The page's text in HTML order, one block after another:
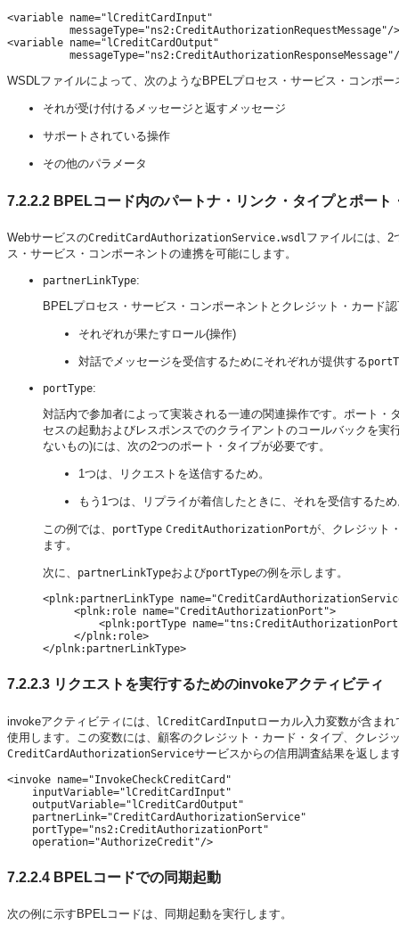
<variable name="lCreditCardInput"
          messageType="ns2:CreditAuthorizationRequestMessage"/>
<variable name="lCreditCardOutput"
WSDLファイルによって、次のようなBPELプロセス・サービス・コンポ
それが受け付けるメッセージと返すメッセージ
サポートされている操作
その他のパラメータ
7.2.2.2 BPELコード内のパートナ・リンク・タイプとポート
WebサービスのCreditCardAuthorizationService.wsdlファイルには、2
ス・サービス・コンポーネントの連携を可能にします。
partnerLinkType:
BPELプロセス・サービス・コンポーネントとクレジット・カード
それぞれが果たすロール(操作)
対話でメッセージを受信するためにそれぞれが提供する
portType:
対話内で参加者によって実装される一連の関連操作です。ポート
セスの起動およびレスポンスでのクライアントのコールバックを
ないもの)には、次の2つのポート・タイプが必要です。
1つは、リクエストを送信するため。
もう1つは、リプライが着信したときに、それを受信するた
この例では、 portType CreditAuthorizationPortが、クレジット
ます。
次に、 partnerLinkTypeおよびportTypeの例を示します。
<plnk:partnerLinkType
     <plnk:role name="CreditAuthorizationPort">
<plnk:portType
     </plnk:role>
</plnk:partnerLinkType>
7.2.2.3 リクエストを実行するためのinvokeアクティビティ
invokeアクティビティには、 lCreditCardInput ローカル入力変数が含ま
使用します。この変数には、顧客のクレジット・カード・タイプ、クレジ
CreditCardAuthorizationServiceサービスからの信用調査結果を返しま
<invoke name="InvokeCheckCreditCard"
    inputVariable="lCreditCardInput"
    outputVariable="lCreditCardOutput"
    partnerLink="CreditCardAuthorizationService"
    portType="ns2:CreditAuthorizationPort"
    operation="AuthorizeCredit"/>
7.2.2.4 BPELコードでの同期起動
次の例に示すBPELコードは、同期起動を実行します。